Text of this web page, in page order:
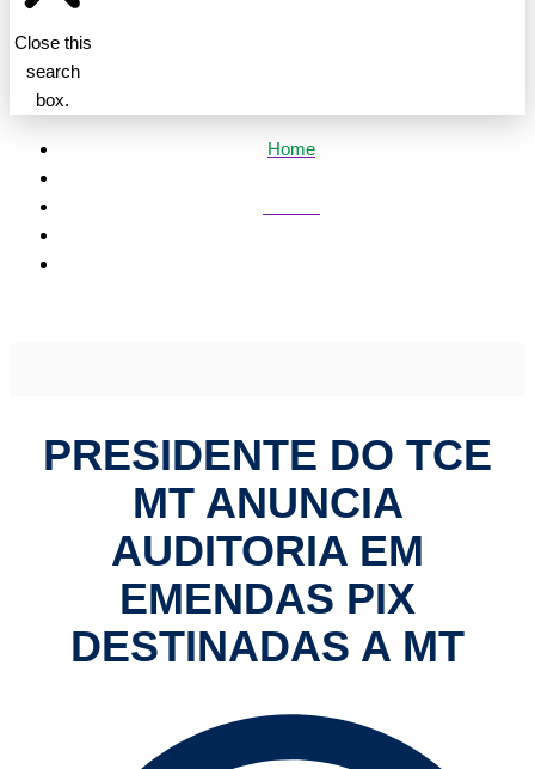
Close this
search
box.
Home
PRESIDENTE DO TCE
MT ANUNCIA
AUDITORIA EM
EMENDAS PIX
DESTINADAS A MT